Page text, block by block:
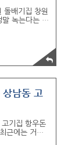
별 테이블, 앉
구비되어 있
돌배기집 창원
녹는다는 말
은 단골 고기
주 소개해드
동에도 백종
. ^^; 백철판
전경입니다.
의 차있다고
차장이 있어
1번이지만 ㅋ
다. 실내모습.
남동 고
기집 항우돈
근에는 거의